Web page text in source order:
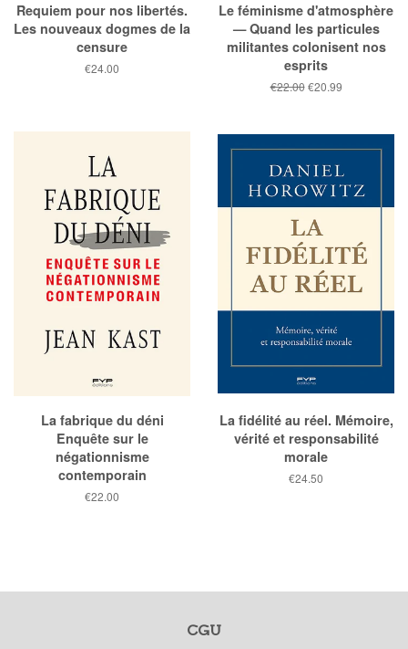
Requiem pour nos libertés.
Les nouveaux dogmes de la
censure
Prix
€24.00
Le féminisme d'atmosphère
— Quand les particules
militantes colonisent nos
esprits
Prix
€22.00 Prix
€20.99
La fabrique du déni
Enquête sur le
négationnisme
contemporain
Prix
€22.00
La fidélité au réel. Mémoire,
vérité et responsabilité
morale
Prix
€24.50
CGU